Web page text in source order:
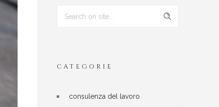
CATEGORIE
consulenza del lavoro